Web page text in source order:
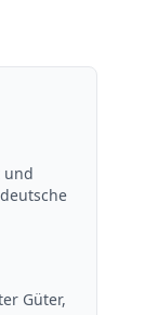
und
Güter,